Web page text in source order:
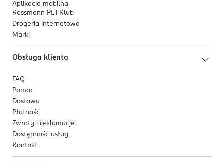
Aplikacja mobilna
Rossmann PL i Klub
Drogeria internetowa
Marki
Obsługa klienta
FAQ
Pomoc
Dostawa
Płatność
Zwroty i reklamacje
Dostępność usług
Kontakt